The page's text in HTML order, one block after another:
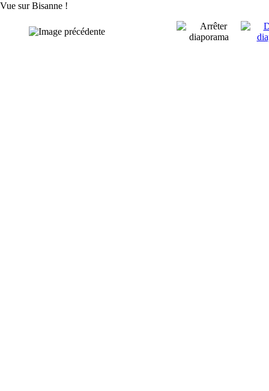
Vue sur Bisanne !